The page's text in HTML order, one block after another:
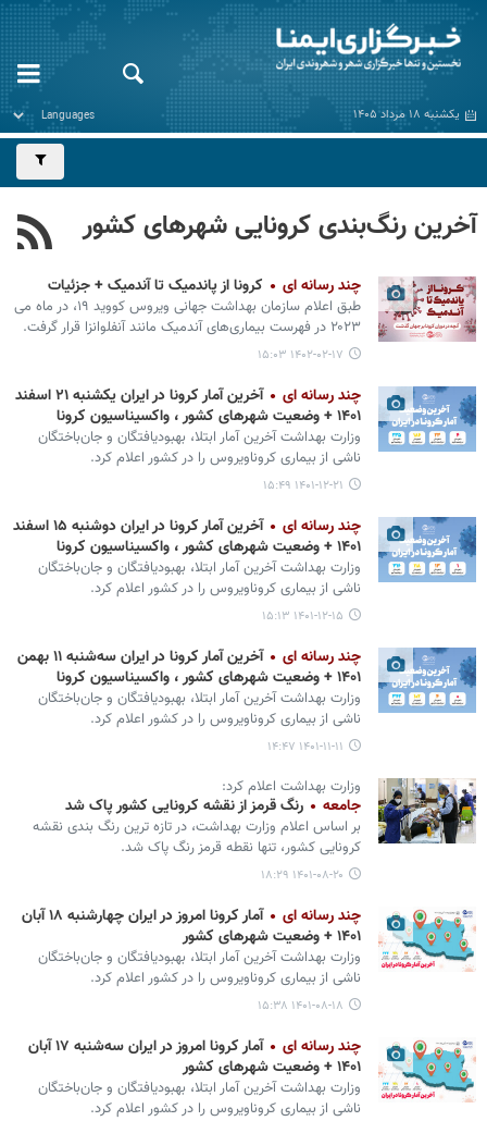
یکشنبه ۱۸ مرداد ۱۴۰۵
آخرین رنگ‌بندی کرونایی شهرهای کشور
چند رسانه ای کرونا از پاندمیک تا آندمیک + جزئیات
طبق اعلام سازمان بهداشت جهانی ویروس کووید ۱۹، در ماه می
۲۰۲۳ در فهرست بیماری‌های آندمیک مانند آنفلوانزا قرار گرفت.
۱۴۰۲-۰۲-۱۷ ۱۵:۰۳
چند رسانه ای
آخرین آمار کرونا در ایران یکشنبه ۲۱ اسفند
۱۴۰۱ + وضعیت شهرهای کشور ، واکسیناسیون کرونا
وزارت بهداشت آخرین آمار ابتلا، بهبودیافتگان و جان‌باختگان
ناشی از بیماری کروناویروس را در کشور اعلام کرد.
۱۴۰۱-۱۲-۲۱ ۱۵:۴۹
چند رسانه ای
آخرین آمار کرونا در ایران دوشنبه ۱۵ اسفند
۱۴۰۱ + وضعیت شهرهای کشور ، واکسیناسیون کرونا
وزارت بهداشت آخرین آمار ابتلا، بهبودیافتگان و جان‌باختگان
ناشی از بیماری کروناویروس را در کشور اعلام کرد.
۱۴۰۱-۱۲-۱۵ ۱۵:۱۳
چند رسانه ای
آخرین آمار کرونا در ایران سه‌شنبه ۱۱ بهمن
۱۴۰۱ + وضعیت شهرهای کشور ، واکسیناسیون کرونا
وزارت بهداشت آخرین آمار ابتلا، بهبودیافتگان و جان‌باختگان
ناشی از بیماری کروناویروس را در کشور اعلام کرد.
۱۴۰۱-۱۱-۱۱ ۱۴:۴۷
وزارت بهداشت اعلام کرد:
جامعه رنگ قرمز از نقشه کرونایی کشور پاک شد
بر اساس اعلام وزارت بهداشت، در تازه ترین رنگ بندی نقشه
کرونایی کشور، تنها نقطه قرمز رنگ پاک شد.
۱۴۰۱-۰۸-۲۰ ۱۸:۲۹
چند رسانه ای
آمار کرونا امروز در ایران چهارشنبه ۱۸ آبان
۱۴۰۱ + وضعیت شهرهای کشور
وزارت بهداشت آخرین آمار ابتلا، بهبودیافتگان و جان‌باختگان
ناشی از بیماری کروناویروس را در کشور اعلام کرد.
۱۴۰۱-۰۸-۱۸ ۱۵:۳۸
چند رسانه ای
آمار کرونا امروز در ایران سه‌‎شنبه ۱۷ آبان
۱۴۰۱ + وضعیت شهرهای کشور
وزارت بهداشت آخرین آمار ابتلا، بهبودیافتگان و جان‌باختگان
ناشی از بیماری کروناویروس را در کشور اعلام کرد.